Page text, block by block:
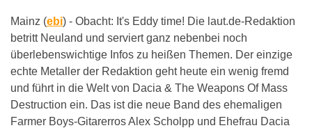
Mainz (ebi) - Obacht: It's Eddy time! Die laut.de-Redaktion
betritt Neuland und serviert ganz nebenbei noch
überlebenswichtige Infos zu heißen Themen. Der einzige
echte Metaller der Redaktion geht heute ein wenig fremd
und führt in die Welt von Dacia & The Weapons Of Mass
Destruction ein. Das ist die neue Band des ehemaligen
Farmer Boys-Gitarerros Alex Scholpp und Ehefrau Dacia